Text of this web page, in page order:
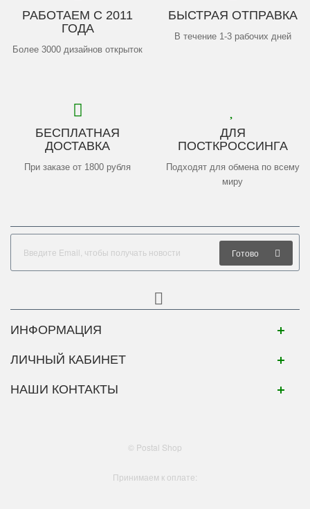
РАБОТАЕМ С 2011
ГОДА
Более 3000 дизайнов открыток
БЫСТРАЯ ОТПРАВКА
В течение 1-3 рабочих дней
БЕСПЛАТНАЯ
ДОСТАВКА
При заказе от 1800 рубля
ДЛЯ
ПОСТКРОССИНГА
Подходят для обмена по всему
миру
Готово
ИНФОРМАЦИЯ
ЛИЧНЫЙ КАБИНЕТ
НАШИ КОНТАКТЫ
© Postal Shop
Принимаем к оплате: